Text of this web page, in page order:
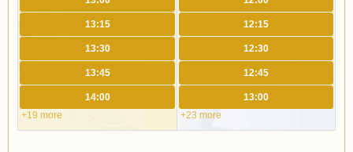
13:15
13:30
13:45
14:00
+19 more
12:15
12:30
12:45
13:00
+23 more